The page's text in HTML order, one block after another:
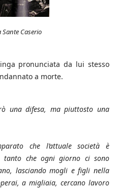
Caserio
pronunciata da lui stesso
a morte.
una difesa, ma piuttosto una
che l’attuale società è
tanto che ogni giorno ci sono
lasciando mogli e figli nella
a migliaia, cercano lavoro